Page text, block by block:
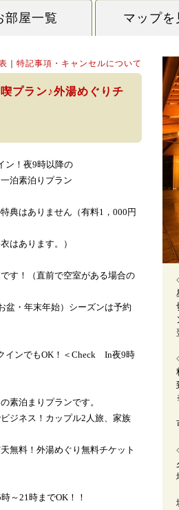
部屋一覧 マップを
特記事項・キャンセルについて
プラン♪外湯めぐりチ
ン！夜9時以降の
泊素泊りプラン
典はありません（有料1，000円
はあります。）
す！（直前で空室がある場合の
盆・年末年始）シーズンは予約
インでもOK！＜Check In夜9時
素泊まりプランです。
ジネス！カップル2人旅、家族
無料！外湯めぐり無料チケット
～21時までOK！！